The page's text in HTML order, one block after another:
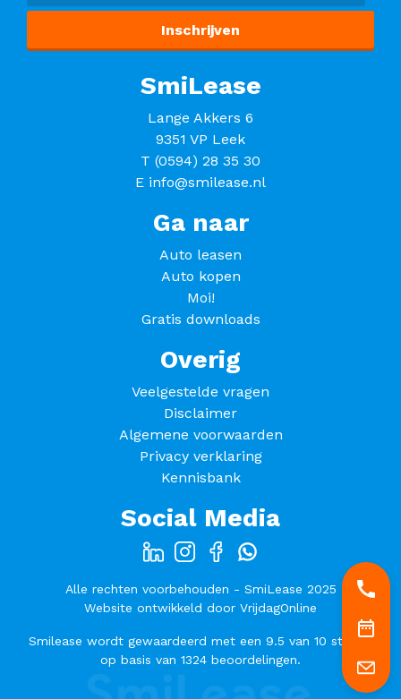
SmiLease
Lange Akkers 6
9351 VP Leek
T (0594) 28 35 30
E info@smilease.nl
Ga naar
Auto leasen
Auto kopen
Moi!
Gratis downloads
Overig
Veelgestelde vragen
Disclaimer
Algemene voorwaarden
Privacy verklaring
Kennisbank
Social Media
Alle rechten voorbehouden - SmiLease 2025
Website ontwikkeld door VrijdagOnline
Smilease wordt gewaardeerd met een 9.5 van 10 sterren
op basis van 1324 beoordelingen.